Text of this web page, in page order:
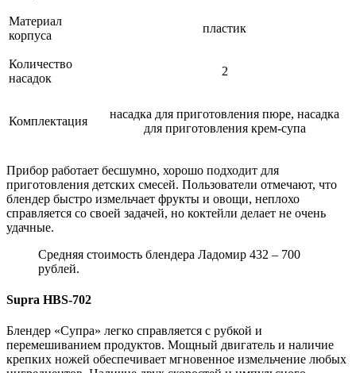
Материал
корпуса
пластик
Количество
насадок
2
Комплектация
насадка для приготовления пюре, насадка
для приготовления крем-супа
Прибор работает бесшумно, хорошо подходит для
приготовления детских смесей. Пользователи отмечают, что
блендер быстро измельчает фрукты и овощи, неплохо
справляется со своей задачей, но коктейли делает не очень
удачные.
Средняя стоимость блендера Ладомир 432 – 700
рублей.
Supra HBS-702
Блендер «Супра» легко справляется с рубкой и
перемешиванием продуктов. Мощный двигатель и наличие
крепких ножей обеспечивает мгновенное измельчение любых